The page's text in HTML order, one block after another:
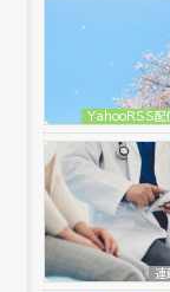
YahooRSS配
連